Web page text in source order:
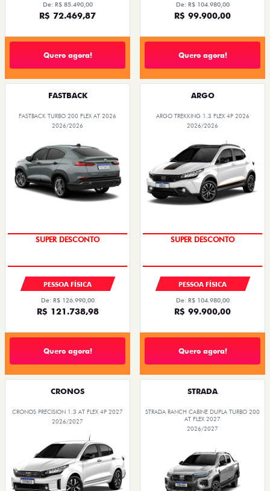
De: R$ 85.490,00
R$ 72.469,87
Quero agora!
De: R$ 104.980,00
R$ 99.900,00
Quero agora!
FASTBACK
FASTBACK TURBO 200 FLEX AT 2026
2026/2026
SUPER DESCONTO
PESSOA FÍSICA
De: R$ 126.990,00
R$ 121.738,98
Quero agora!
ARGO
ARGO TREKKING 1.3 FLEX 4P 2026
2026/2026
SUPER DESCONTO
PESSOA FÍSICA
De: R$ 104.980,00
R$ 99.900,00
Quero agora!
CRONOS
CRONOS PRECISION 1.3 AT FLEX 4P 2027
2026/2027
STRADA
STRADA RANCH CABINE DUPLA TURBO 200
AT FLEX 2027
2026/2027